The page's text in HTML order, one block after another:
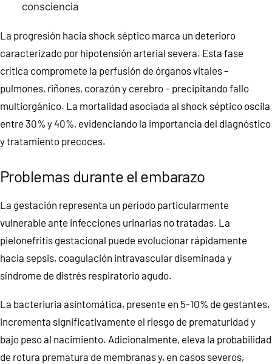
consciencia
La progresión hacia shock séptico marca un deterioro
caracterizado por hipotensión arterial severa. Esta fase
crítica compromete la perfusión de órganos vitales –
pulmones, riñones, corazón y cerebro – precipitando fallo
multiorgánico. La mortalidad asociada al shock séptico oscila
entre 30% y 40%, evidenciando la importancia del diagnóstico
y tratamiento precoces.
Problemas durante el embarazo
La gestación representa un período particularmente
vulnerable ante infecciones urinarias no tratadas. La
pielonefritis gestacional puede evolucionar rápidamente
hacia sepsis, coagulación intravascular diseminada y
síndrome de distrés respiratorio agudo.
La bacteriuria asintomática, presente en 5-10% de gestantes,
incrementa significativamente el riesgo de prematuridad y
bajo peso al nacimiento. Adicionalmente, eleva la probabilidad
de rotura prematura de membranas y, en casos severos,